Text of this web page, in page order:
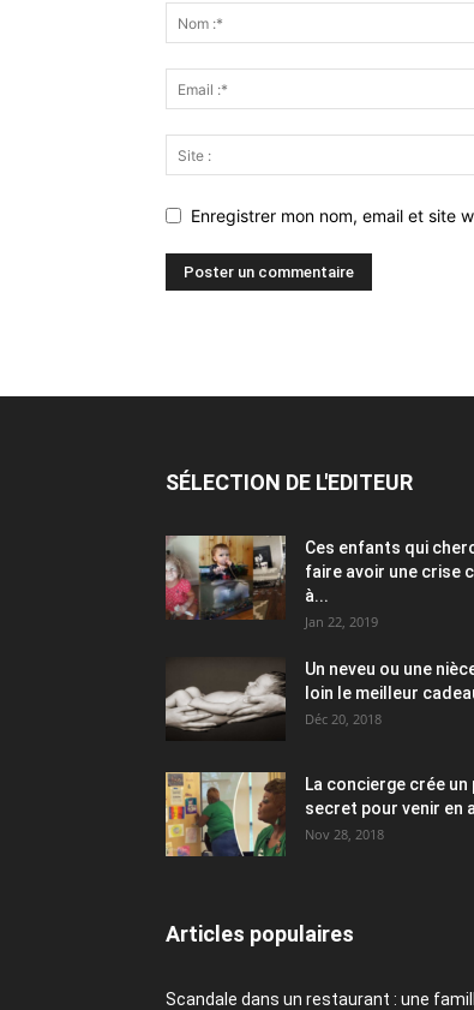
Enregistrer mon nom, email et site
SÉLECTION DE L'EDITEUR
Ces enfants qui
faire avoir une crise
à...
Jan 22, 2019
Un neveu ou une
loin le meilleur
Déc 20, 2018
La concierge crée un
secret pour venir en
Nov 28, 2018
Articles populaires
Scandale dans un restaurant : une